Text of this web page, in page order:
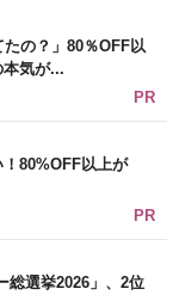
たの？」80％OFF以
気が...
PR
80%OFF以上が
PR
総選挙2026」、2位